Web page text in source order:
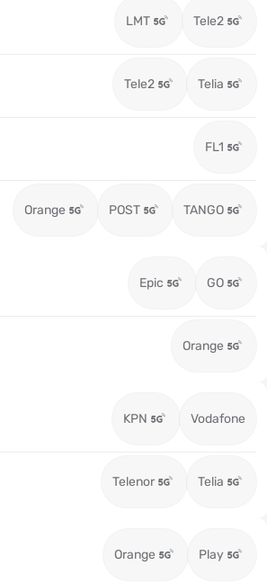
LMT Tele2
Tele2 Telia
FL1
Orange POST TANGO
Epic GO
Orange
KPN Vodafone
Telenor Telia
Orange Play